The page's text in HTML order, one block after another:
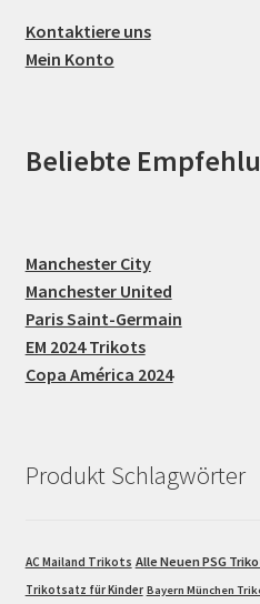
Kontaktiere uns
Mein Konto
Beliebte
Manchester City
Manchester United
Paris Saint-Germain
EM 2024 Trikots
Copa América 2024
Produkt Schlagwörter
AC Mailand Trikots Alle Neuen PSG
Trikotsatz für Kinder Bayern München